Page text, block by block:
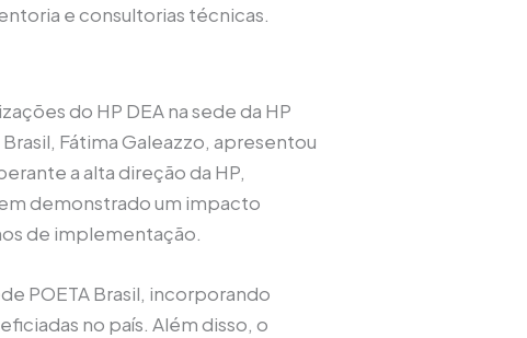
e consultorias técnicas.
do HP DEA na sede da HP
Fátima Galeazzo, apresentou
a alta direção da HP,
demonstrado um impacto
de implementação.
POETA Brasil, incorporando
no país. Além disso, o